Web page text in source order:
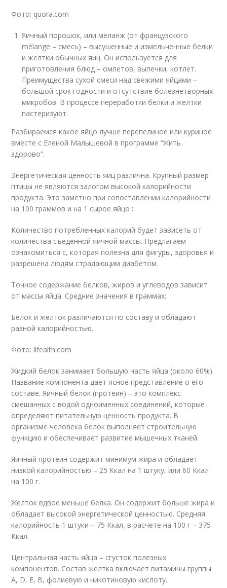
Фото: quora.com
Яичный порошок, или меланж (от французского
mélange – смесь) – высушенные и измельченные белки
и желтки обычных яиц. Он используется для
приготовления блюд – омлетов, выпечки, котлет.
Преимущества сухой смеси над свежими яйцами –
большой срок годности и отсутствие болезнетворных
микробов. В процессе переработки белки и желтки
пастеризуют.
Разбираемся какое яйцо лучше перепелиное или куриное
вместе с Еленой Малышевой в программе “Жить
здорово”.
Энергетическая ценность яиц различна. Крупный размер
птицы не являются залогом высокой калорийности
продукта. Это заметно при сопоставлении калорийности
на 100 граммов и на 1 сырое яйцо :
Количество потребленных калорий будет зависеть от
количества съеденной яичной массы. Предлагаем
ознакомиться с, которая полезна для фигуры, здоровья и
разрешена людям страдающим диабетом.
Точное содержание белков, жиров и углеводов зависит
от массы яйца. Средние значения в граммах:
Белок и желток различаются по составу и обладают
разной калорийностью.
Фото: lifealth.com
Жидкий белок занимает большую часть яйца (около 60%).
Название компонента дает ясное представление о его
составе. Яичный белок (протеин) – это комплекс
смешанных с водой одноименных соединений, которые
определяют питательную ценность продукта. В
организме человека белок выполняет строительную
функцию и обеспечивает развитие мышечных тканей.
Яичный протеин содержит минимум жира и обладает
низкой калорийностью – 25 Ккал на 1 штуку, или 60 Ккал
на 100 г.
Желток вдвое меньше белка. Он содержит больше жира и
обладает высокой энергетической ценностью. Средняя
калорийность 1 штуки – 75 Ккал, в расчете на 100 г – 375
Ккал.
Центральная часть яйца – сгусток полезных
компонентов. Состав желтка включает витамины группы
A, D, E, B, фолиевую и никотиновую кислоту.